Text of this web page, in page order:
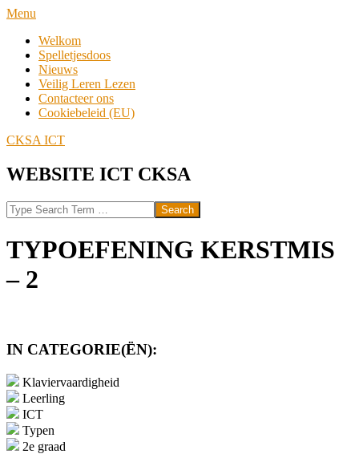
Skip
content
Navigation
Menu
Welkom
Spelletjesdoos
Nieuws
Veilig Leren Lezen
Contacteer ons
Cookiebeleid (EU)
CKSA ICT
WEBSITE ICT CKSA
Search
TYPOEFENING KERSTMIS
– 2
IN CATEGORIE(ËN):
Klaviervaardigheid
Leerling
ICT
Typen
2e graad